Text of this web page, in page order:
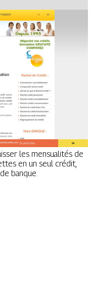
les mensualités de
en un seul crédit,
banque.